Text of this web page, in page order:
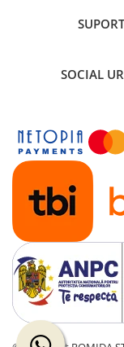
SOCIAL